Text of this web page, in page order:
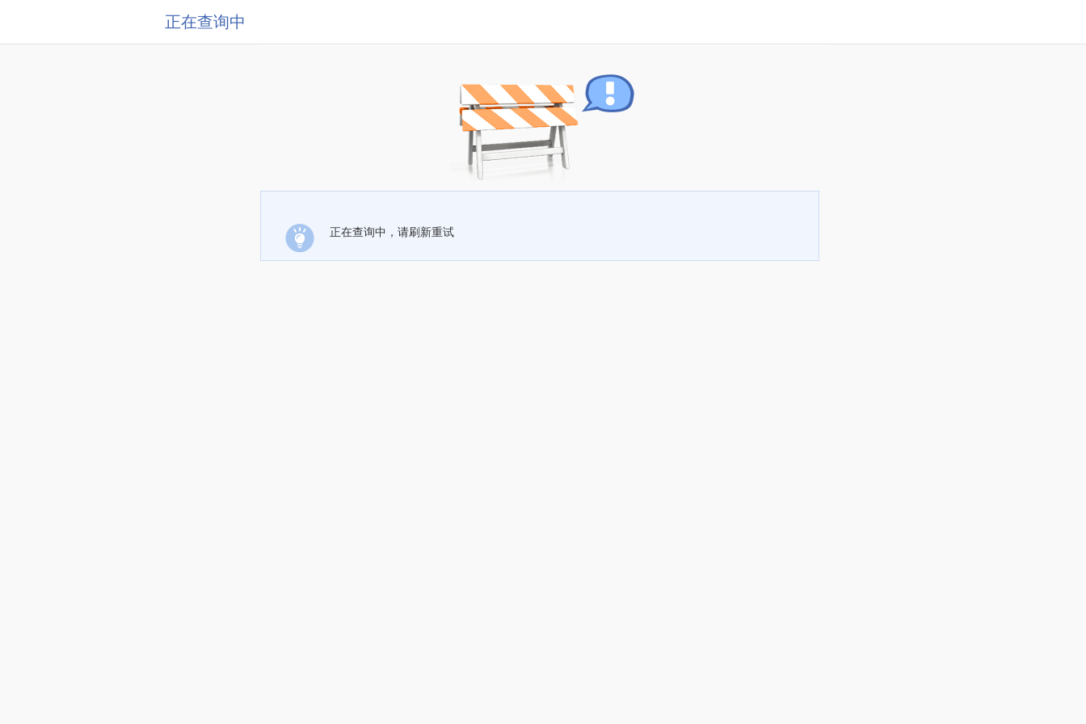
正在查询中
正在查询中，请刷新重试